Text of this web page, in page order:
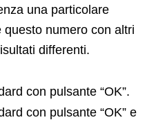
una particolare
numero con altri
differenti.
con pulsante “OK”.
con pulsante “OK” e